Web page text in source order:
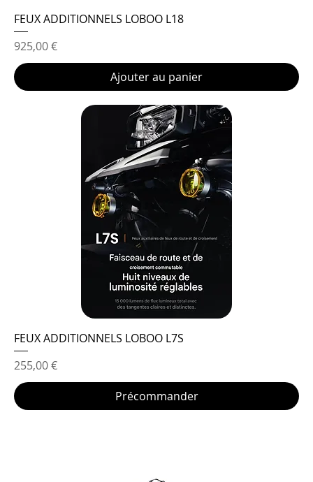
FEUX ADDITIONNELS LOBOO L18
Prix
925,00 €
Ajouter au panier
FEUX ADDITIONNELS LOBOO L7S
Prix
255,00 €
Précommander